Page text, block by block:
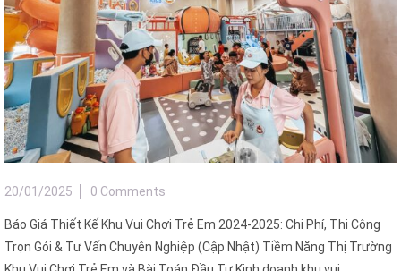
20/01/2025 0 Comments
Báo Giá Thiết Kế Khu Vui Chơi Trẻ Em 2024-2025: Chi Phí, Thi Công
Trọn Gói & Tư Vấn Chuyên Nghiệp (Cập Nhật) Tiềm Năng Thị Trường